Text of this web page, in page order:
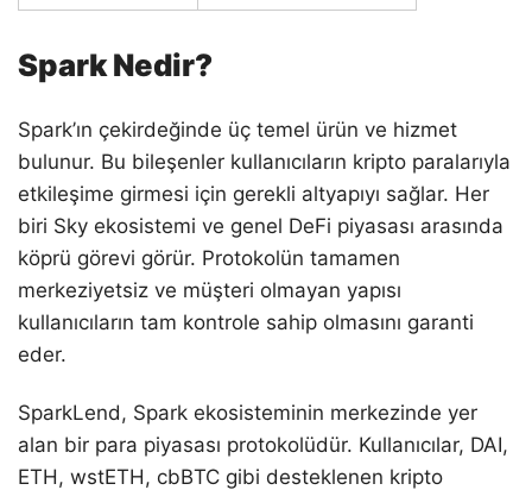
Spark Nedir?
Spark’ın çekirdeğinde üç temel ürün ve hizmet
bulunur. Bu bileşenler kullanıcıların kripto paralarıyla
etkileşime girmesi için gerekli altyapıyı sağlar. Her
biri Sky ekosistemi ve genel DeFi piyasası arasında
köprü görevi görür. Protokolün tamamen
merkeziyetsiz ve müşteri olmayan yapısı
kullanıcıların tam kontrole sahip olmasını garanti
eder.
SparkLend, Spark ekosisteminin merkezinde yer
alan bir para piyasası protokolüdür. Kullanıcılar, DAI,
ETH, wstETH, cbBTC gibi desteklenen kripto